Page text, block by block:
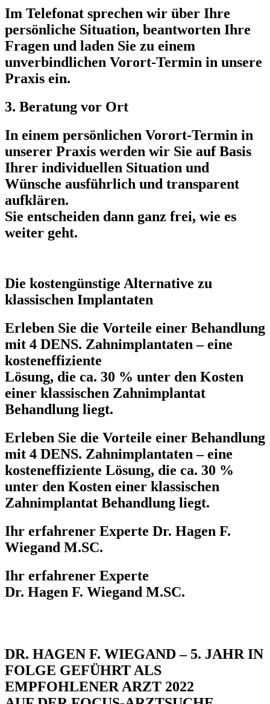
Im Telefonat sprechen wir über Ihre
persönliche Situation, beantworten Ihre
Fragen und laden Sie zu einem
unverbindlichen Vorort-Termin in unsere
Praxis ein.
3. Beratung vor Ort
In einem persönlichen Vorort-Termin in
unserer Praxis werden wir Sie auf Basis
Ihrer individuellen Situation und
Wünsche ausführlich und transparent
aufklären.
Sie entscheiden dann ganz frei, wie es
weiter geht.
Die kostengünstige Alternative zu
klassischen Implantaten
Erleben Sie die Vorteile einer Behandlung
mit 4 DENS. Zahnimplantaten – eine
kosteneffiziente
Lösung, die ca. 30 % unter den Kosten
einer klassischen Zahnimplantat
Behandlung liegt.
Erleben Sie die Vorteile einer Behandlung
mit 4 DENS. Zahnimplantaten – eine
kosteneffiziente Lösung, die ca. 30 %
unter den Kosten einer klassischen
Zahnimplantat Behandlung liegt.
Ihr erfahrener Experte Dr. Hagen F.
Wiegand M.SC.
Ihr erfahrener Experte
Dr. Hagen F. Wiegand M.SC.
DR. HAGEN F. WIEGAND – 5. JAHR IN
FOLGE GEFÜHRT ALS
EMPFOHLENER ARZT 2022